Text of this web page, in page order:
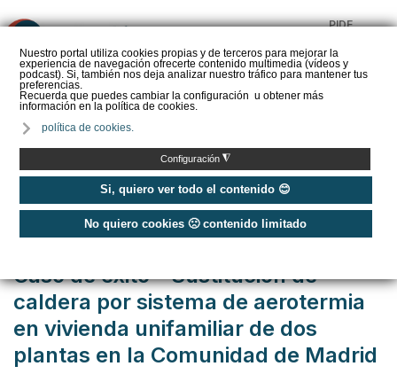
Nuestro portal utiliza cookies propias y de terceros para mejorar la
experiencia de navegación ofrecerte contenido multimedia (vídeos y
podcast). Si, también nos deja analizar nuestro tráfico para mantener tus
preferencias.
Recuerda que puedes cambiar la configuración u obtener más
información en la política de cookies.
política de cookies.
Configuración ◮
Si, quiero ver todo el contenido 😊
No quiero cookies 🙁 contenido limitado
PIDE
CALORYFRIO
Inicio
Caso de éxito - Sustitución de caldera por sistema de aerotermia en
vivienda unifamiliar de dos plantas en la Comunidad de Madrid
Publicado: Jueves, 09 Octubre 2025 13:00
Caso de éxito - Sustitución de
caldera por sistema de aerotermia
en vivienda unifamiliar de dos
plantas en la Comunidad de Madrid